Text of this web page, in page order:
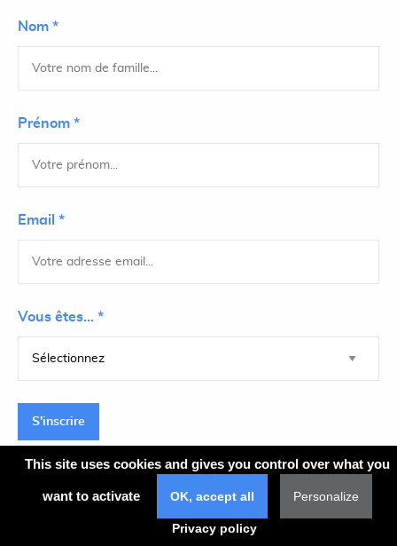
Nom *
Prénom *
Email *
Vous êtes... *
S'inscrire
This site uses cookies and gives you control over what you
want to activate OK, accept all Personalize
Privacy policy